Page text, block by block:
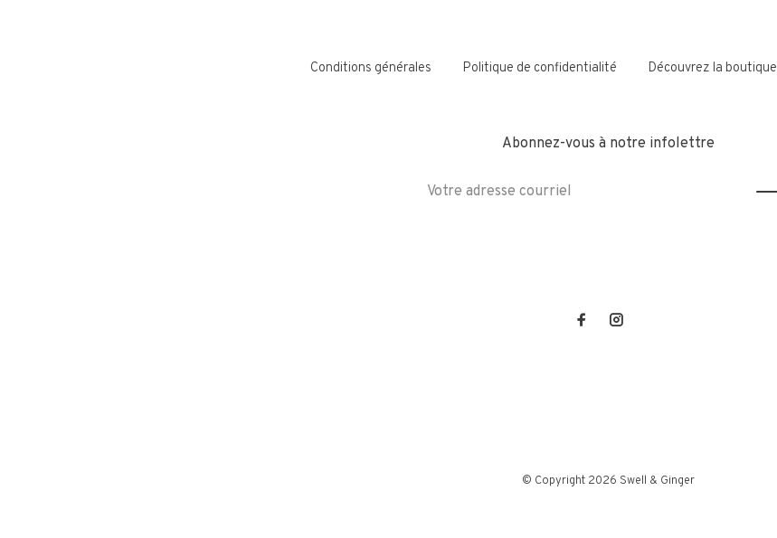
Conditions générales Politique de confidentialité Découvrez la boutique
Abonnez-vous à notre infolettre
© Copyright 2026 Swell & Ginger